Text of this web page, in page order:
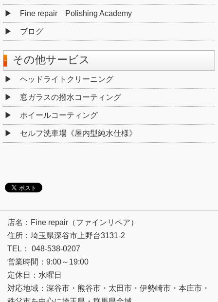
Fine repair Polishing Academy
ブログ
その他サービス
ヘッドライトクリーニング
窓ガラスの撥水コーティング
ホイールコーティング
セルフ洗車場《屋内型純水仕様》
店名：Fine repair（ファインリペア）
住所：埼玉県深谷市上野台3131-2
TEL： 048-538-0207
営業時間：9:00～19:00
定休日：水曜日
対応地域：深谷市・熊谷市・太田市・伊勢崎市・本庄市・